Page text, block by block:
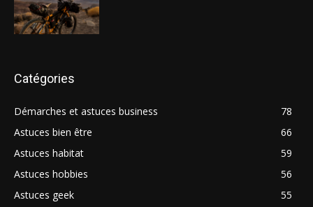
Catégories
Démarches et astuces business
78
Astuces bien être
66
Astuces habitat
59
Astuces hobbies
56
Astuces geek
55